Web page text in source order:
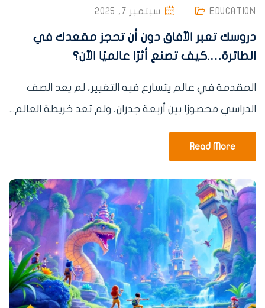
EDUCATION سبتمبر 7, 2025
دروسك تعبر الآفاق دون أن تحجز مقعدك في
الطائرة….كيف تصنع أثرًا عالميًا الآن؟
المقدمة في عالم يتسارع فيه التغيير، لم يعد الصف
الدراسي محصورًا بين أربعة جدران، ولم تعد خريطة العالم...
Read More